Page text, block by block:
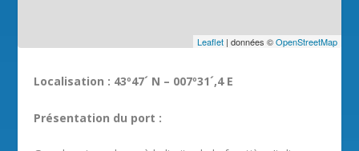
Leaflet| données ©OpenStreetMap
Localisation : 43º47´ N – 007º31´,4 E
Présentation du port :